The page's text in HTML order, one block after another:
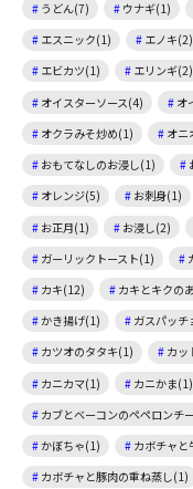
うどん(7)
ウナギ(1)
エスニック(1)
エノキ(2)
エビカツ(1)
エリンギ(2)
オイスターソース(4)
オ
オクラみそ炒め(1)
オニ
おもてなしのお浸し(1)
オレンジ(5)
お刺身(1)
お正月(1)
お浸し(2)
ガーリックトースト(1)
カキ(12)
カキとキクの
かき揚げ(1)
ガスパッチ
カツオのタタキ(1)
カッ
カニカマ(1)
カニかま(1)
カブとベーコンのペペロンチ
かぼちゃ(1)
カボチャ
カボチャと豚肉の重ね蒸し(1)